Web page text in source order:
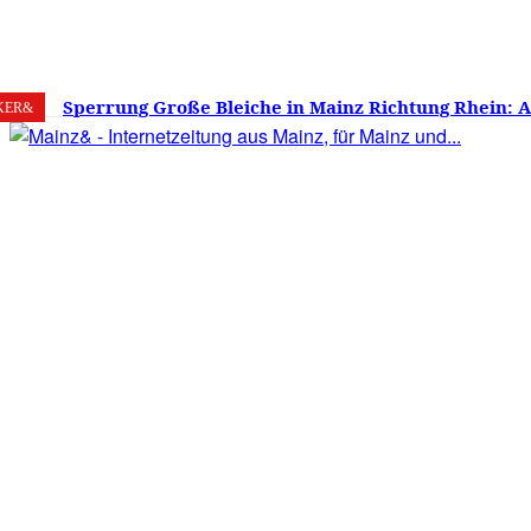
8. August 2026 15.9 Mainz
Sperrung Große Bleiche in Mainz Richtung Rhein:
verwirrt, Mainzer stinksauer – Haben die Mainzer